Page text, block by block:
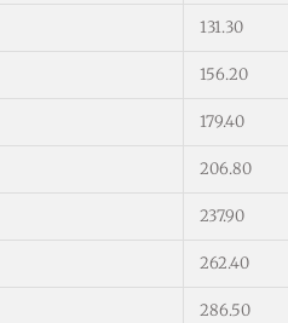
131.30
156.20
179.40
206.80
237.90
262.40
286.50